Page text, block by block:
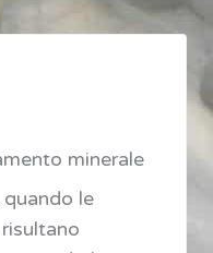
minerale
le